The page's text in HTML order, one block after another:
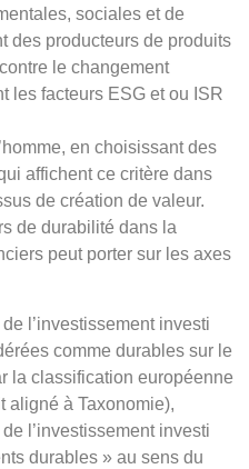
sociales et de
des producteurs de produits
le changement
les facteurs ESG et ou ISR
en choisissant des
affichent ce critère dans
de création de valeur.
de durabilité dans la
peut porter sur les axes
l’investissement investi
comme durables sur le
la classification européenne
aligné à Taxonomie),
l’investissement investi
durables » au sens du